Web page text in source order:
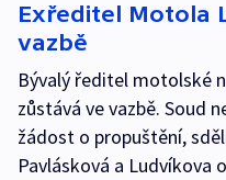
Exředitel Motola
vazbě
Bývalý ředitel motolské
zůstává ve vazbě. Soud
žádost o propuštění,
Pavlásková a Ludvíkova